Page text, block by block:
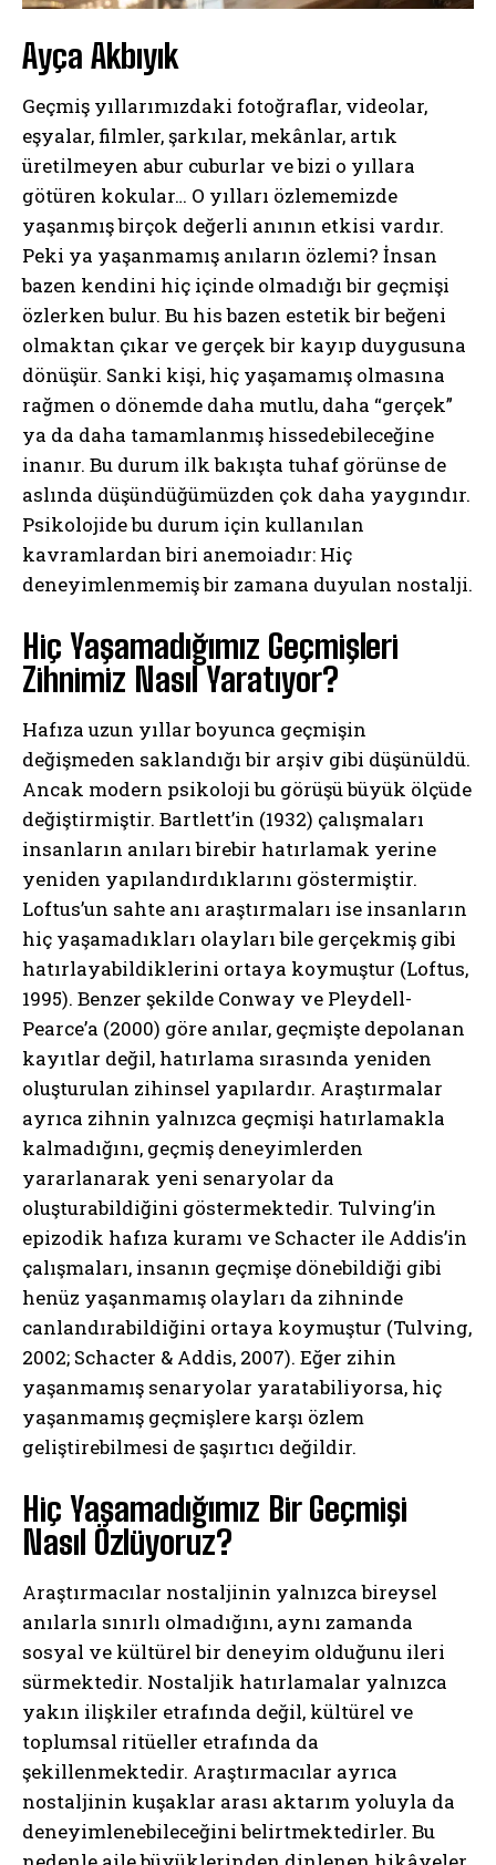
Ayça Akbıyık
Geçmiş yıllarımızdaki fotoğraflar, videolar,
eşyalar, filmler, şarkılar, mekânlar, artık
üretilmeyen abur cuburlar ve bizi o yıllara
götüren kokular… O yılları özlememizde
yaşanmış birçok değerli anının etkisi vardır.
Peki ya yaşanmamış anıların özlemi? İnsan
bazen kendini hiç içinde olmadığı bir geçmişi
özlerken bulur. Bu his bazen estetik bir beğeni
olmaktan çıkar ve gerçek bir kayıp duygusuna
dönüşür. Sanki kişi, hiç yaşamamış olmasına
rağmen o dönemde daha mutlu, daha “gerçek”
ya da daha tamamlanmış hissedebileceğine
inanır. Bu durum ilk bakışta tuhaf görünse de
aslında düşündüğümüzden çok daha yaygındır.
Psikolojide bu durum için kullanılan
kavramlardan biri anemoiadır: Hiç
deneyimlenmemiş bir zamana duyulan nostalji.
Hiç Yaşamadığımız Geçmişleri
Zihnimiz Nasıl Yaratıyor?
Hafıza uzun yıllar boyunca geçmişin
değişmeden saklandığı bir arşiv gibi düşünüldü.
Ancak modern psikoloji bu görüşü büyük ölçüde
değiştirmiştir. Bartlett’in (1932) çalışmaları
insanların anıları birebir hatırlamak yerine
yeniden yapılandırdıklarını göstermiştir.
Loftus’un sahte anı araştırmaları ise insanların
hiç yaşamadıkları olayları bile gerçekmiş gibi
hatırlayabildiklerini ortaya koymuştur (Loftus,
1995). Benzer şekilde Conway ve Pleydell-
Pearce’a (2000) göre anılar, geçmişte depolanan
kayıtlar değil, hatırlama sırasında yeniden
oluşturulan zihinsel yapılardır. Araştırmalar
ayrıca zihnin yalnızca geçmişi hatırlamakla
kalmadığını, geçmiş deneyimlerden
yararlanarak yeni senaryolar da
oluşturabildiğini göstermektedir. Tulving’in
epizodik hafıza kuramı ve Schacter ile Addis’in
çalışmaları, insanın geçmişe dönebildiği gibi
henüz yaşanmamış olayları da zihninde
canlandırabildiğini ortaya koymuştur (Tulving,
2002; Schacter & Addis, 2007). Eğer zihin
yaşanmamış senaryolar yaratabiliyorsa, hiç
yaşanmamış geçmişlere karşı özlem
geliştirebilmesi de şaşırtıcı değildir.
Hiç Yaşamadığımız Bir Geçmişi
Nasıl Özlüyoruz?
Araştırmacılar nostaljinin yalnızca bireysel
anılarla sınırlı olmadığını, aynı zamanda
sosyal ve kültürel bir deneyim olduğunu ileri
sürmektedir. Nostaljik hatırlamalar yalnızca
yakın ilişkiler etrafında değil, kültürel ve
toplumsal ritüeller etrafında da
şekillenmektedir. Araştırmacılar ayrıca
nostaljinin kuşaklar arası aktarım yoluyla da
deneyimlenebileceğini belirtmektedirler. Bu